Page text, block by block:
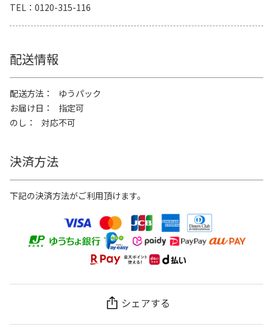
TEL
0120-315-116
配送情報
配送方法
ゆうパック
お届け日
指定可
のし
対応不可
決済方法
下記の決済方法がご利用頂けます。
シェアする